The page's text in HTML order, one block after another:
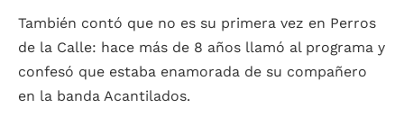
También contó que no es su primera vez en Perros
de la Calle: hace más de 8 años llamó al programa y
confesó que estaba enamorada de su compañero
en la banda Acantilados.